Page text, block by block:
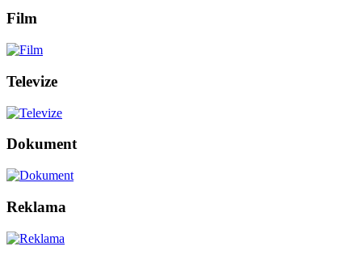
Film
Televize
Dokument
Reklama